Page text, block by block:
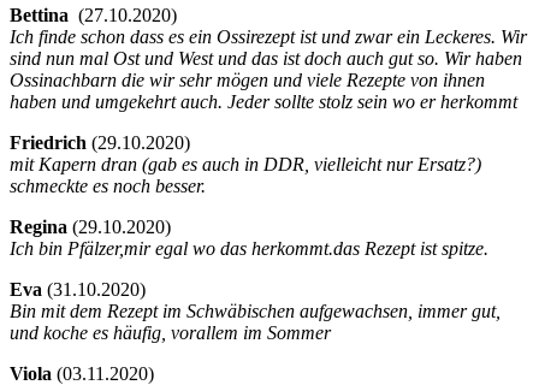
Bettina (27.10.2020)
Ich finde schon dass es ein Ossirezept ist und zwar ein Leckeres. Wir
sind nun mal Ost und West und das ist doch auch gut so. Wir haben
Ossinachbarn die wir sehr mögen und viele Rezepte von ihnen
haben und umgekehrt auch. Jeder sollte stolz sein wo er herkommt
Friedrich (29.10.2020)
mit Kapern dran (gab es auch in DDR, vielleicht nur Ersatz?)
schmeckte es noch besser.
Regina (29.10.2020)
Ich bin Pfälzer,mir egal wo das herkommt.das Rezept ist spitze.
Eva (31.10.2020)
Bin mit dem Rezept im Schwäbischen aufgewachsen, immer gut,
und koche es häufig, vorallem im Sommer
Viola (03.11.2020)